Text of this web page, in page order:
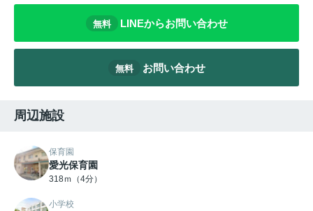
無料 LINEからお問い合わせ
無料 お問い合わせ
周辺施設
保育園
愛光保育園
318ｍ（4分）
小学校